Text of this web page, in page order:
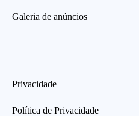
Galeria de anúncios
Privacidade
Política de Privacidade